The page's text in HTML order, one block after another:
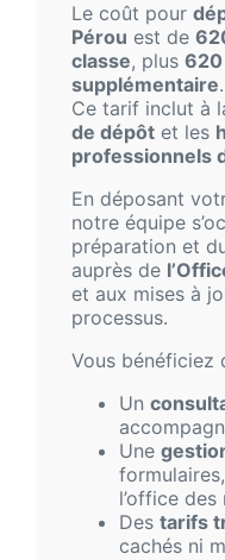
Le coût pour
Pérou est de
classe, plus 620
supplémentaire.
Ce tarif inclut à
de dépôt et les
professionnels
En déposant
notre équipe
préparation et
auprès de
et aux mises à
processus.
Vous bénéficiez
Un
Une
l’office des
Des tarifs
cachés ni